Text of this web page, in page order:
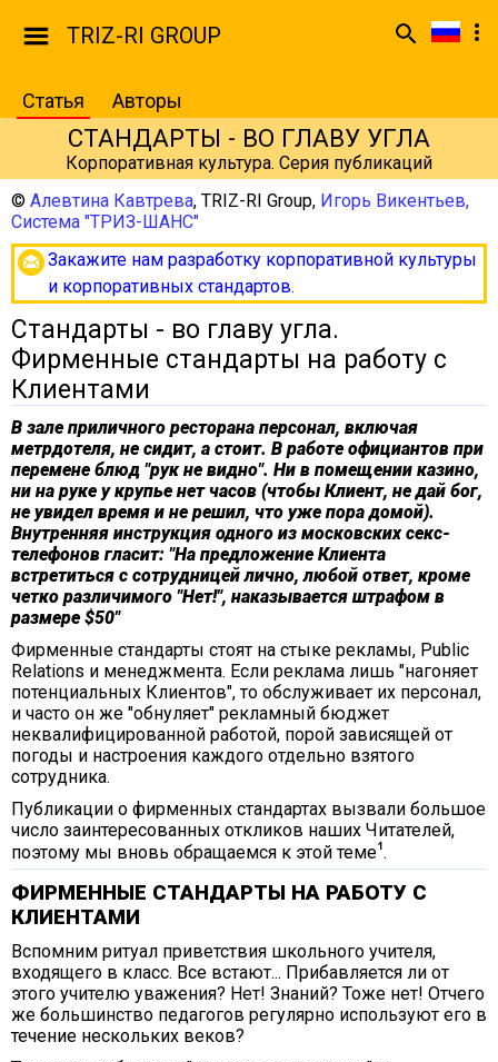
TRIZ-RI GROUP
Статья Авторы
СТАНДАРТЫ - ВО ГЛАВУ УГЛА
Корпоративная культура. Серия публикаций
© Алевтина Кавтрева, TRIZ-RI Group, Игорь Викентьев,
Система "ТРИЗ-ШАНС"
Закажите нам разработку корпоративной культуры
и корпоративных стандартов.
Стандарты - во главу угла.
Фирменные стандарты на работу с
Клиентами
В зале приличного ресторана персонал, включая
метрдотеля, не сидит, а стоит. В работе официантов при
перемене блюд "рук не видно". Ни в помещении казино,
ни на руке у крупье нет часов (чтобы Клиент, не дай бог,
не увидел время и не решил, что уже пора домой).
Внутренняя инструкция одного из московских секс-
телефонов гласит: "На предложение Клиента
встретиться с сотрудницей лично, любой ответ, кроме
четко различимого "Нет!", наказывается штрафом в
размере $50"
Фирменные стандарты стоят на стыке рекламы, Public
Relations и менеджмента. Если реклама лишь "нагоняет
потенциальных Клиентов", то обслуживает их персонал,
и часто он же "обнуляет" рекламный бюджет
неквалифицированной работой, порой зависящей от
погоды и настроения каждого отдельно взятого
сотрудника.
Публикации о фирменных стандартах вызвали большое
число заинтересованных откликов наших Читателей,
поэтому мы вновь обращаемся к этой теме .
ФИРМЕННЫЕ СТАНДАРТЫ НА РАБОТУ С
КЛИЕНТАМИ
Вспомним ритуал приветствия школьного учителя,
входящего в класс. Все встают... Прибавляется ли от
этого учителю уважения? Нет! Знаний? Тоже нет! Отчего
же большинство педагогов регулярно используют его в
течение нескольких веков?